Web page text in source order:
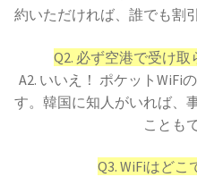
約いただければ、誰でも割
Q2. 必ず空港で受け
A2. いいえ！ ポケットWiFi
す。韓国に知人がいれば、
ことも
Q3. WiFiはどこ